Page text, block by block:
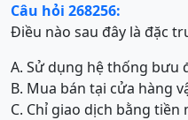
Câu hỏi 268256:
Điều nào sau đây là đặc
A. Sử dụng hệ thống bưu
B. Mua bán tại cửa hàng
C. Chỉ giao dịch bằng tiền